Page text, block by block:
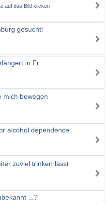
auf das Bild klicken
gesucht!
in Fr
mich bewegen
alcohol dependence
zuviel trinken lässt
...?